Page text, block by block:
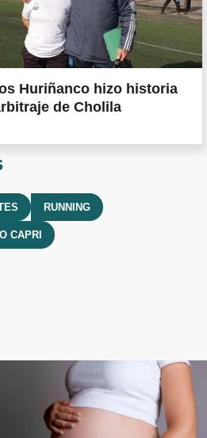
Huriñanco hizo historia
de Cholila
RUNNING
CAPRI